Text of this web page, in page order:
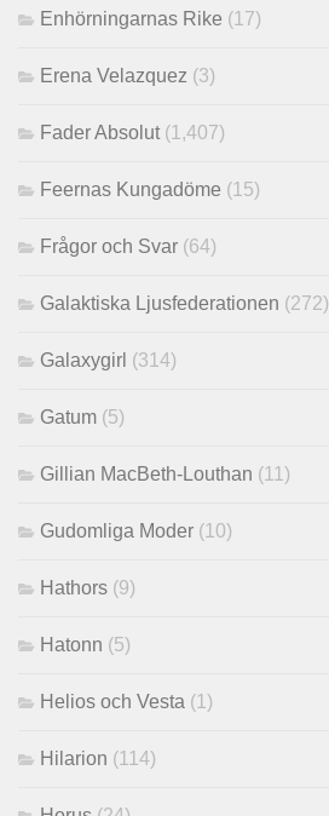
Enhörningarnas Rike (17)
Erena Velazquez (3)
Fader Absolut (1,407)
Feernas Kungadöme (15)
Frågor och Svar (64)
Galaktiska Ljusfederationen (272)
Galaxygirl (314)
Gatum (5)
Gillian MacBeth-Louthan (11)
Gudomliga Moder (10)
Hathors (9)
Hatonn (5)
Helios och Vesta (1)
Hilarion (114)